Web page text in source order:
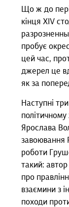
Що ж до
кінця XIV
пробує
цей час,
джерел це
як за
Наступні
політичному
Ярослава
завоювання
роботи
такий: автор
про
взаємини з
походи